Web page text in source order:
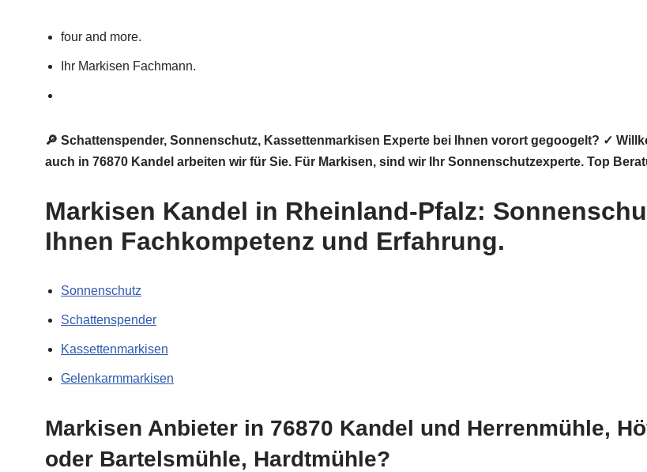
four and more.
Ihr Markisen Fachmann.
🔎 Schattenspender, Sonnenschutz, Kassettenmarkisen Experte bei Ihnen vorort gegoogelt? ✓
auch in 76870 Kandel arbeiten wir für Sie. Für Markisen, sind wir Ihr Sonnenschutzexperte. Top
Markisen Kandel in Rheinland-Pfalz:
Ihnen Fachkompetenz und Erfahrung.
Sonnenschutz
Schattenspender
Kassettenmarkisen
Gelenkarmmarkisen
Markisen Anbieter in 76870 Kandel und Herrenmühle,
oder Bartelsmühle, Hardtmühle?